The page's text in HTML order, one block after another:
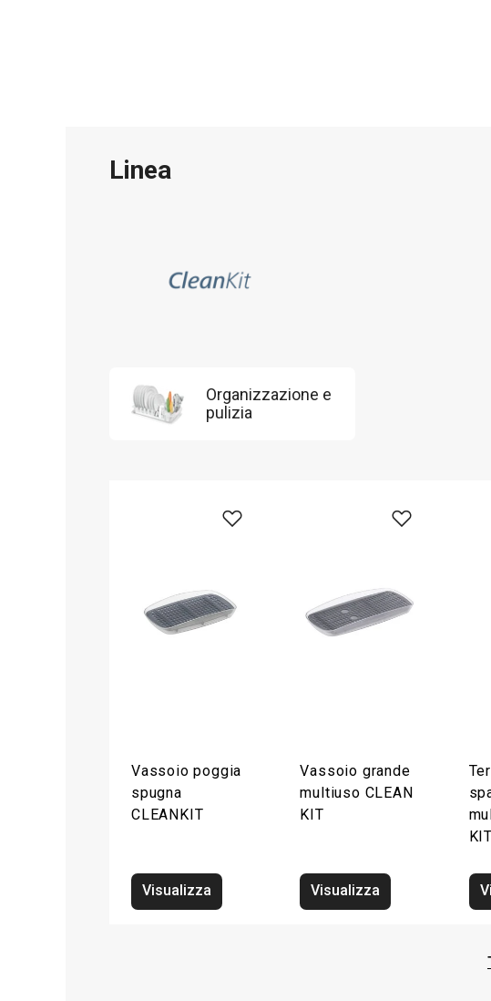
Linea
Organizzazione e
pulizia
Vassoio poggia
spugna
CLEANKIT
Visualizza
Vassoio grande
multiuso CLEAN
KIT
Visualizza
KIT